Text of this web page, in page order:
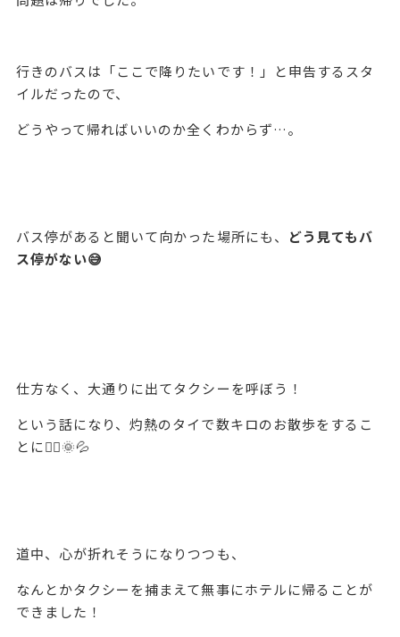
行きのバスは「ここで降りたいです！」と申告するスタ
イルだったので、
どうやって帰ればいいのか全くわからず…。
バス停があると聞いて向かった場所にも、
どう見てもバ
ス停がない😅
仕方なく、大通りに出てタクシーを呼ぼう！
という話になり、灼熱のタイで数キロのお散歩をするこ
とに🏃‍♀️🌞💦
道中、心が折れそうになりつつも、
なんとかタクシーを捕まえて無事にホテルに帰ることが
できました！